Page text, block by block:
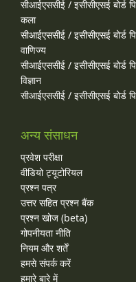
सीआईएससीई / इसीसीएसई बोर्ड
कला
सीआईएससीई / इसीसीएसई बोर्ड
वाणिज्य
सीआईएससीई / इसीसीएसई बोर्ड
विज्ञान
सीआईएससीई / इसीसीएसई बोर्ड
अन्य संसाधन
प्रवेश परीक्षा
वीडियो ट्यूटोरियल
प्रश्न पत्र
उत्तर सहित प्रश्न बैंक
प्रश्न खोज (beta)
गोपनीयता नीति
नियम और शर्तें
हमसे संपर्क करें
हमारे बारे में